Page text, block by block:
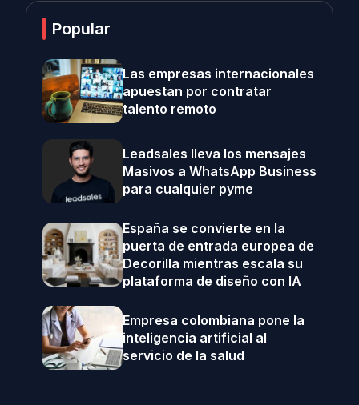
Popular
Las empresas internacionales
apuestan por contratar
talento remoto
Leadsales lleva los mensajes
Masivos a WhatsApp Business
para cualquier pyme
España se convierte en la
puerta de entrada europea de
Decorilla mientras escala su
plataforma de diseño con IA
Empresa colombiana pone la
inteligencia artificial al
servicio de la salud